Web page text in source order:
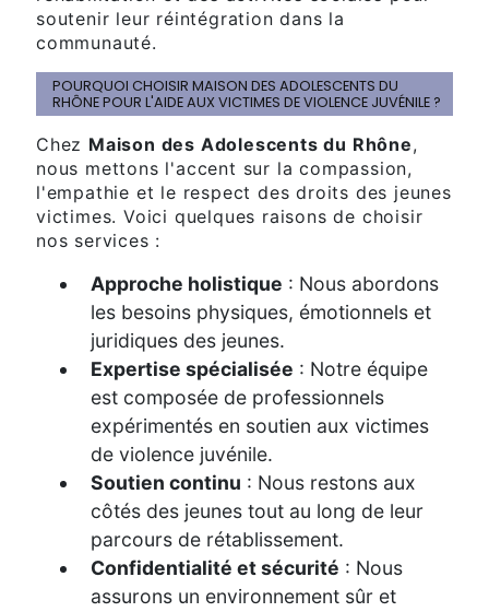
soutenir leur réintégration dans la
communauté.
POURQUOI CHOISIR MAISON DES ADOLESCENTS DU
RHÔNE POUR L'AIDE AUX VICTIMES DE VIOLENCE JUVÉNILE ?
Chez Maison des Adolescents du Rhône,
nous mettons l'accent sur la compassion,
l'empathie et le respect des droits des jeunes
victimes. Voici quelques raisons de choisir
nos services :
Approche holistique : Nous abordons
les besoins physiques, émotionnels et
juridiques des jeunes.
Expertise spécialisée : Notre équipe
est composée de professionnels
expérimentés en soutien aux victimes
de violence juvénile.
Soutien continu : Nous restons aux
côtés des jeunes tout au long de leur
parcours de rétablissement.
Confidentialité et sécurité : Nous
assurons un environnement sûr et